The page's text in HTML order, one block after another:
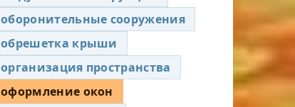
оборонительные сооружения
обрешетка крыши
организация пространства
оформление окон